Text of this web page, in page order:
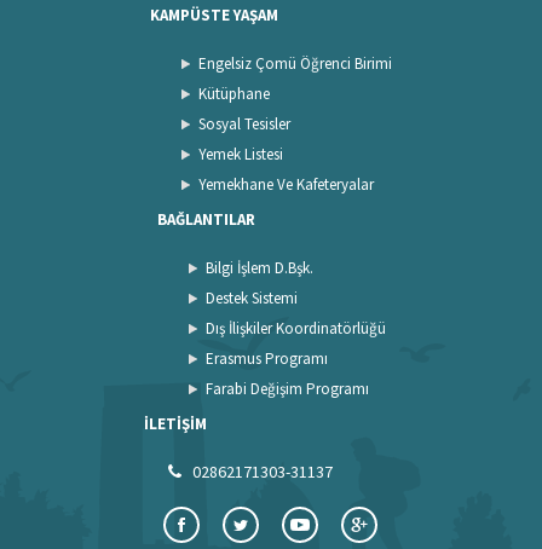
KAMPÜSTE YAŞAM
Engelsiz Çomü Öğrenci Birimi
Kütüphane
Sosyal Tesisler
Yemek Listesi
Yemekhane Ve Kafeteryalar
BAĞLANTILAR
Bilgi İşlem D.Bşk.
Destek Sistemi
Dış İlişkiler Koordinatörlüğü
Erasmus Programı
Farabi Değişim Programı
İLETİŞİM
02862171303-31137